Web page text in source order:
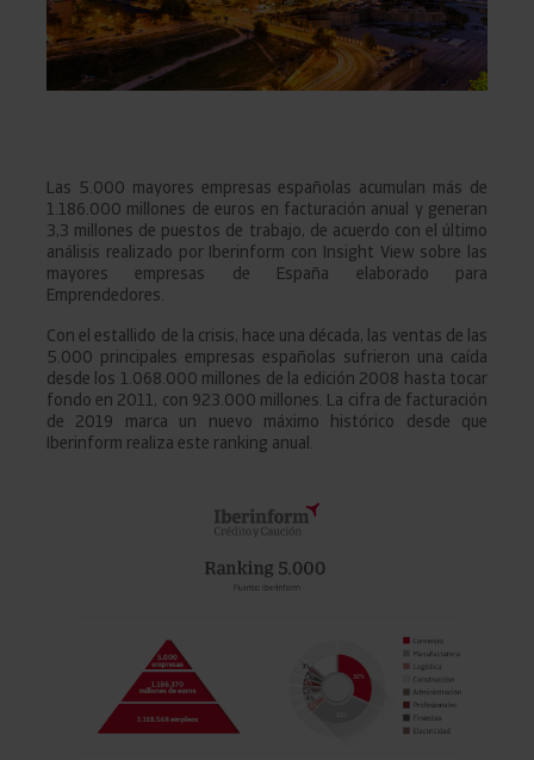
Las 5.000 mayores empresas españolas acumulan más de
1.186.000 millones de euros en facturación anual y generan
3,3 millones de puestos de trabajo, de acuerdo con el último
análisis realizado por Iberinform con Insight View sobre las
mayores empresas de España elaborado para
Emprendedores.
Con el estallido de la crisis, hace una década, las ventas de las
5.000 principales empresas españolas sufrieron una caída
desde los 1.068.000 millones de la edición 2008 hasta tocar
fondo en 2011, con 923.000 millones. La cifra de facturación
de 2019 marca un nuevo máximo histórico desde que
Iberinform realiza este ranking anual.